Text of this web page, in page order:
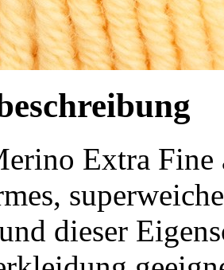
Extra
dieser